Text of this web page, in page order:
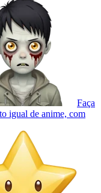
Faça
igual de anime, com